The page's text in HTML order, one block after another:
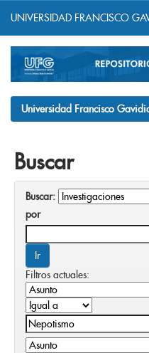
navigation
UNIVERSIDAD FRANCISCO
Universidad Francisco
Buscar
Buscar:
por
Filtros actuales: